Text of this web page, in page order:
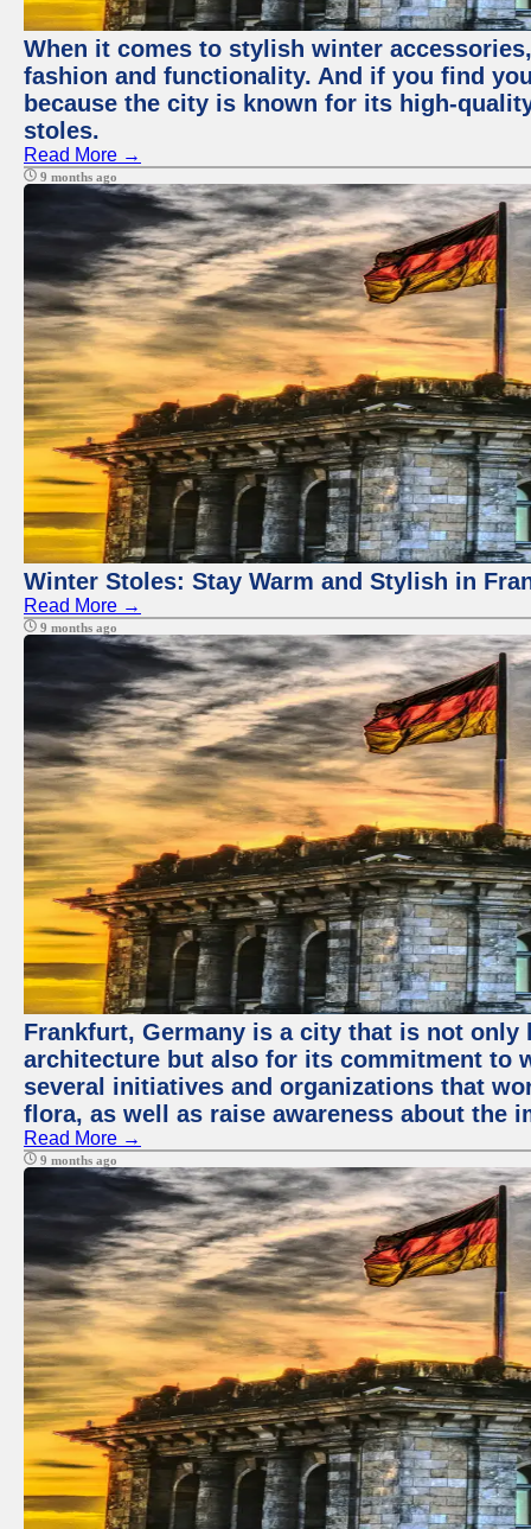
When it comes to stylish winter
fashion and functionality. And if you find
because the city is known for its high-
stoles.
Read More →
9 months ago
Winter Stoles: Stay Warm and Stylish in
Read More →
9 months ago
Frankfurt, Germany is a city that is not
architecture but also for its commitment to
several initiatives and organizations that
flora, as well as raise awareness about the
Read More →
9 months ago